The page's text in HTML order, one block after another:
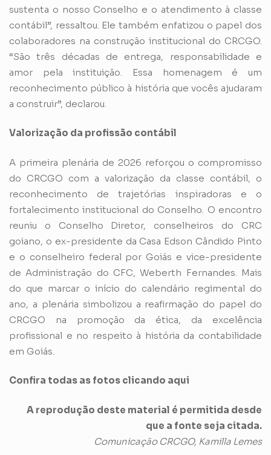
sustenta o nosso Conselho e o atendimento à classe
contábil”, ressaltou. Ele também enfatizou o papel dos
colaboradores na construção institucional do CRCGO.
“São três décadas de entrega, responsabilidade e
amor pela instituição. Essa homenagem é um
reconhecimento público à história que vocês ajudaram
a construir”, declarou.
Valorização da profissão contábil
A primeira plenária de 2026 reforçou o compromisso
do CRCGO com a valorização da classe contábil, o
reconhecimento de trajetórias inspiradoras e o
fortalecimento institucional do Conselho. O encontro
reuniu o Conselho Diretor, conselheiros do CRC
goiano, o ex-presidente da Casa Edson Cândido Pinto
e o conselheiro federal por Goiás e vice-presidente
de Administração do CFC, Weberth Fernandes. Mais
do que marcar o início do calendário regimental do
ano, a plenária simbolizou a reafirmação do papel do
CRCGO na promoção da ética, da excelência
profissional e no respeito à história da contabilidade
em Goiás.
Confira todas as fotos clicando aqui
A reprodução deste material é permitida desde
que a fonte seja citada.
Comunicação CRCGO, Kamilla Lemes